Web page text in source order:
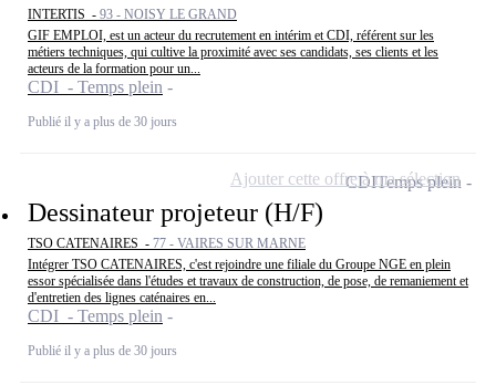
INTERTIS - 93 - NOISY LE GRAND
GIF EMPLOI, est un acteur du recrutement en intérim et CDI, référent sur les
métiers techniques, qui cultive la proximité avec ses candidats, ses clients et les
acteurs de la formation pour un...
CDI - Temps plein
Publié il y a plus de 30 jours
Dessinateur projeteur (H/F)
TSO CATENAIRES - 77 - VAIRES SUR MARNE
Intégrer TSO CATENAIRES, c'est rejoindre une filiale du Groupe NGE en plein
essor spécialisée dans l'études et travaux de construction, de pose, de remaniement et
d'entretien des lignes caténaires en...
CDI - Temps plein
Publié il y a plus de 30 jours
CDITemps plein
Ajouter cette offre à ma sélection